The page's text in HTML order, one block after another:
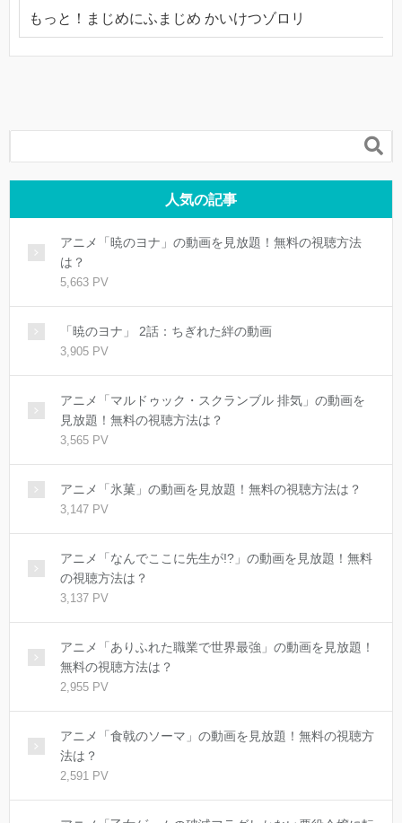
もっと！まじめにふまじめ かいけつゾロリ

人気の記事
アニメ「暁のヨナ」の動画を見放題！無料の視聴方法
は？
5,663 PV
「暁のヨナ」 2話：ちぎれた絆の動画
3,905 PV
アニメ「マルドゥック・スクランブル 排気」の動画を
見放題！無料の視聴方法は？
3,565 PV
アニメ「氷菓」の動画を見放題！無料の視聴方法は？
3,147 PV
アニメ「なんでここに先生が!?」の動画を見放題！無料
の視聴方法は？
3,137 PV
アニメ「ありふれた職業で世界最強」の動画を見放題！
無料の視聴方法は？
2,955 PV
アニメ「食戟のソーマ」の動画を見放題！無料の視聴方
法は？
2,591 PV